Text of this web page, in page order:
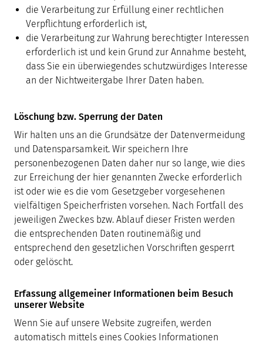
die Verarbeitung zur Erfüllung einer rechtlichen
Verpflichtung erforderlich ist,
die Verarbeitung zur Wahrung berechtigter Interessen
erforderlich ist und kein Grund zur Annahme besteht,
dass Sie ein überwiegendes schutzwürdiges Interesse
an der Nichtweitergabe Ihrer Daten haben.
Löschung bzw. Sperrung der Daten
Wir halten uns an die Grundsätze der Datenvermeidung
und Datensparsamkeit. Wir speichern Ihre
personenbezogenen Daten daher nur so lange, wie dies
zur Erreichung der hier genannten Zwecke erforderlich
ist oder wie es die vom Gesetzgeber vorgesehenen
vielfältigen Speicherfristen vorsehen. Nach Fortfall des
jeweiligen Zweckes bzw. Ablauf dieser Fristen werden
die entsprechenden Daten routinemäßig und
entsprechend den gesetzlichen Vorschriften gesperrt
oder gelöscht.
Erfassung allgemeiner Informationen beim Besuch
unserer Website
Wenn Sie auf unsere Website zugreifen, werden
automatisch mittels eines Cookies Informationen